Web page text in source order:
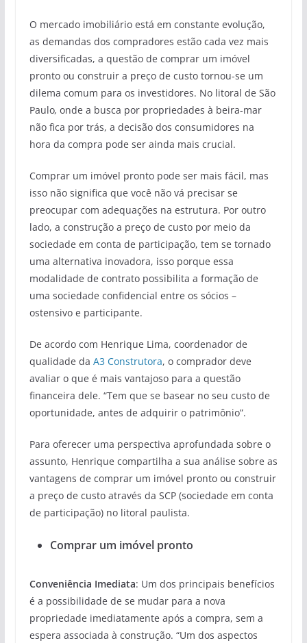
O mercado imobiliário está em constante evolução,
as demandas dos compradores estão cada vez mais
diversificadas, a questão de comprar um imóvel
pronto ou construir a preço de custo tornou-se um
dilema comum para os investidores. No litoral de São
Paulo, onde a busca por propriedades à beira-mar
não fica por trás, a decisão dos consumidores na
hora da compra pode ser ainda mais crucial.
Comprar um imóvel pronto pode ser mais fácil, mas
isso não significa que você não vá precisar se
preocupar com adequações na estrutura. Por outro
lado, a construção a preço de custo por meio da
sociedade em conta de participação, tem se tornado
uma alternativa inovadora, isso porque essa
modalidade de contrato possibilita a formação de
uma sociedade confidencial entre os sócios –
ostensivo e participante.
De acordo com Henrique Lima, coordenador de
qualidade da A3 Construtora, o comprador deve
avaliar o que é mais vantajoso para a questão
financeira dele. “Tem que se basear no seu custo de
oportunidade, antes de adquirir o patrimônio”.
Para oferecer uma perspectiva aprofundada sobre o
assunto, Henrique compartilha a sua análise sobre as
vantagens de comprar um imóvel pronto ou construir
a preço de custo através da SCP (sociedade em conta
de participação) no litoral paulista.
Comprar um imóvel pronto
Conveniência Imediata: Um dos principais benefícios
é a possibilidade de se mudar para a nova
propriedade imediatamente após a compra, sem a
espera associada à construção. “Um dos aspectos